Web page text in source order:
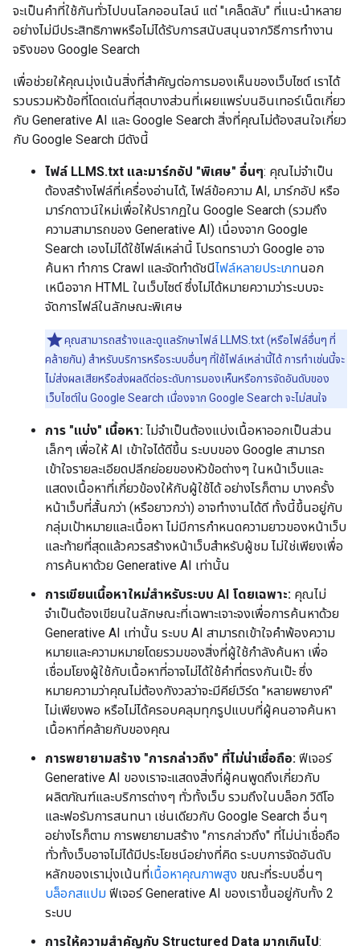
จะเป็นคำที่ใช้กันทั่วไปบนโลกออนไลน์ แต่ "เคล็ดลับ" ที่แนะนำหลาย
อย่างไม่มีประสิทธิภาพหรือไม่ได้รับการสนับสนุนจากวิธีการทำงาน
จริงของ Google Search
เพื่อช่วยให้คุณมุ่งเน้นสิ่งที่สำคัญต่อการมองเห็นของเว็บไซต์ เราได้
รวบรวมหัวข้อที่โดดเด่นที่สุดบางส่วนที่เผยแพร่บนอินเทอร์เน็ตเกี่ยว
กับ Generative AI และ Google Search สิ่งที่คุณไม่ต้องสนใจเกี่ยว
กับ Google Search มีดังนี้
ไฟล์ LLMS.txt และมาร์กอัป "พิเศษ" อื่นๆ: คุณไม่จำเป็น
ต้องสร้างไฟล์ที่เครื่องอ่านได้, ไฟล์ข้อความ AI, มาร์กอัป หรือ
มาร์กดาวน์ใหม่เพื่อให้ปรากฏใน Google Search (รวมถึง
ความสามารถของ Generative AI) เนื่องจาก Google
Search เองไม่ได้ใช้ไฟล์เหล่านี้ โปรดทราบว่า Google อาจ
ค้นหา ทำการ Crawl และจัดทำดัชนีไฟล์หลายประเภทนอก
เหนือจาก HTML ในเว็บไซต์ ซึ่งไม่ได้หมายความว่าระบบจะ
จัดการไฟล์ในลักษณะพิเศษ
คุณสามารถสร้างและดูแลรักษาไฟล์ LLMS.txt (หรือไฟล์อื่นๆ ที่
คล้ายกัน) สำหรับบริการหรือระบบอื่นๆ ที่ใช้ไฟล์เหล่านี้ได้ การทำเช่นนี้จะ
ไม่ส่งผลเสียหรือส่งผลดีต่อระดับการมองเห็นหรือการจัดอันดับของ
เว็บไซต์ใน Google Search เนื่องจาก Google Search จะไม่สนใจ
การ "แบ่ง" เนื้อหา: ไม่จำเป็นต้องแบ่งเนื้อหาออกเป็นส่วน
เล็กๆ เพื่อให้ AI เข้าใจได้ดีขึ้น ระบบของ Google สามารถ
เข้าใจรายละเอียดปลีกย่อยของหัวข้อต่างๆ ในหน้าเว็บและ
แสดงเนื้อหาที่เกี่ยวข้องให้กับผู้ใช้ได้ อย่างไรก็ตาม บางครั้ง
หน้าเว็บที่สั้นกว่า (หรือยาวกว่า) อาจทำงานได้ดี ทั้งนี้ขึ้นอยู่กับ
กลุ่มเป้าหมายและเนื้อหา ไม่มีการกำหนดความยาวของหน้าเว็บ
และท้ายที่สุดแล้วควรสร้างหน้าเว็บสำหรับผู้ชม ไม่ใช่เพียงเพื่อ
การค้นหาด้วย Generative AI เท่านั้น
การเขียนเนื้อหาใหม่สำหรับระบบ AI โดยเฉพาะ: คุณไม่
จำเป็นต้องเขียนในลักษณะที่เฉพาะเจาะจงเพื่อการค้นหาด้วย
Generative AI เท่านั้น ระบบ AI สามารถเข้าใจคำพ้องความ
หมายและความหมายโดยรวมของสิ่งที่ผู้ใช้กำลังค้นหา เพื่อ
เชื่อมโยงผู้ใช้กับเนื้อหาที่อาจไม่ได้ใช้คำที่ตรงกันเป๊ะ ซึ่ง
หมายความว่าคุณไม่ต้องกังวลว่าจะมีคีย์เวิร์ด "หลายพยางค์"
ไม่เพียงพอ หรือไม่ได้ครอบคลุมทุกรูปแบบที่ผู้คนอาจค้นหา
เนื้อหาที่คล้ายกับของคุณ
การพยายามสร้าง "การกล่าวถึง" ที่ไม่น่าเชื่อถือ: ฟีเจอร์
Generative AI ของเราจะแสดงสิ่งที่ผู้คนพูดถึงเกี่ยวกับ
ผลิตภัณฑ์และบริการต่างๆ ทั่วทั้งเว็บ รวมถึงในบล็อก วิดีโอ
และฟอรัมการสนทนา เช่นเดียวกับ Google Search อื่นๆ
อย่างไรก็ตาม การพยายามสร้าง "การกล่าวถึง" ที่ไม่น่าเชื่อถือ
ทั่วทั้งเว็บอาจไม่ได้มีประโยชน์อย่างที่คิด ระบบการจัดอันดับ
หลักของเรามุ่งเน้นที่เนื้อหาคุณภาพสูง ขณะที่ระบบอื่นๆ
บล็อกสแปม ฟีเจอร์ Generative AI ของเราขึ้นอยู่กับทั้ง 2
ระบบ
การให้ความสำคัญกับ Structured Data มากเกินไป: